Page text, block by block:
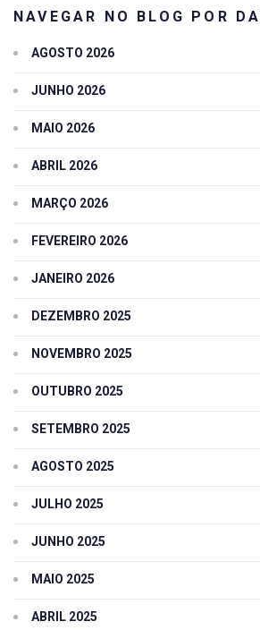
NAVEGAR NO BLOG POR
AGOSTO 2026
JUNHO 2026
MAIO 2026
ABRIL 2026
MARÇO 2026
FEVEREIRO 2026
JANEIRO 2026
DEZEMBRO 2025
NOVEMBRO 2025
OUTUBRO 2025
SETEMBRO 2025
AGOSTO 2025
JULHO 2025
JUNHO 2025
MAIO 2025
ABRIL 2025